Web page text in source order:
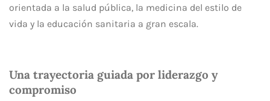
orientada a la salud pública, la medicina del estilo de
vida y la educación sanitaria a gran escala.
Una trayectoria guiada por liderazgo y
compromiso